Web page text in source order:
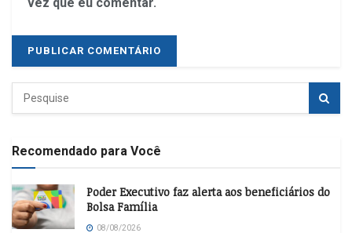
Recomendado para Você
Poder Executivo faz alerta aos beneficiários do
Bolsa Família
08/08/2026